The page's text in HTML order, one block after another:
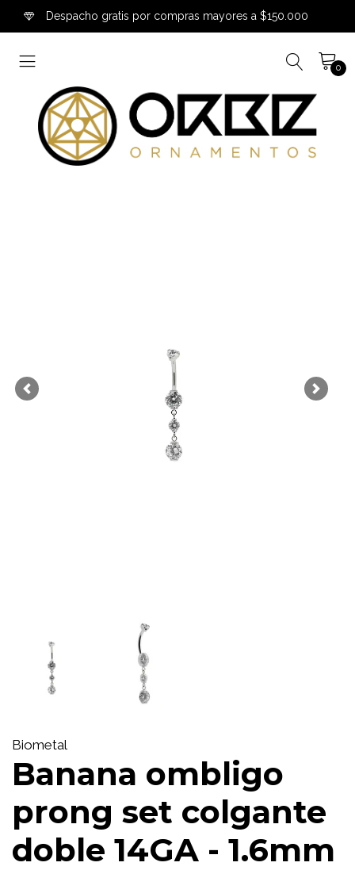
Despacho gratis por compras mayores a $150.000
0
Previous Next
Biometal
Banana ombligo
prong set colgante
doble 14GA - 1.6mm